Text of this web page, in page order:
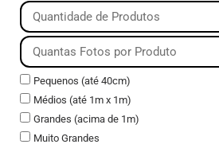
Pequenos (até 40cm)
Médios (até 1m x 1m)
Grandes (acima de 1m)
Muito Grandes